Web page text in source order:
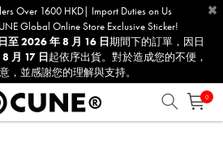
Over 1600 HKD| Import Duties on Us
Global Online Store Exclusive Sticker!
至 2026 年 8 月 16 日期間下的訂單，因日
月 17 日起依序出貨。對於造成您的不便，
，並感謝您的理解與支持。
×
0